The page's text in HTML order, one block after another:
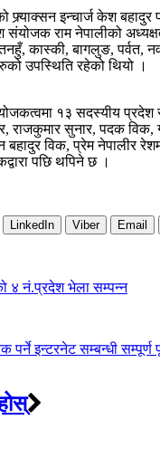
फ्र्याक्सन इन्चार्ज केश
संयोजक राम नेपालीको
कास्की, बागलुङ, पर्वत,
उपस्थिति रहेको थियो ।
१३ सदस्यीय प्रदेश
राजकुमार सुनार, पदक विक,
बहादुर विक, प्रेम नेपालीर
पछि थपिने छ ।
LinkedIn Viber Email
४ नं.प्रदेश भेला सम्पन्न
इन्टरनेट सम्बन्धी सम्पूर्ण